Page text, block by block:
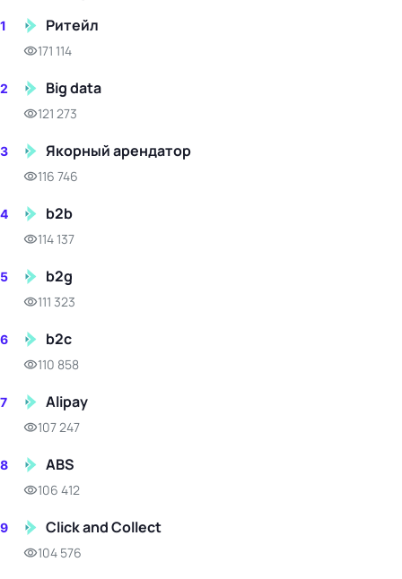
1 Ритейл
171 114
2 Big data
121 273
3 Якорный арендатор
116 746
4 b2b
114 137
5 b2g
111 323
6 b2c
110 858
7 Alipay
107 247
8 ABS
106 412
9 Click and Collect
104 576